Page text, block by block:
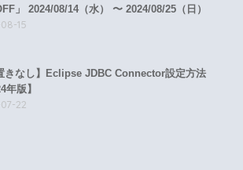
」 2024/08/14（水） 〜 2024/08/25（日）
15
きなし】Eclipse JDBC Connector設定方法
年版】
22